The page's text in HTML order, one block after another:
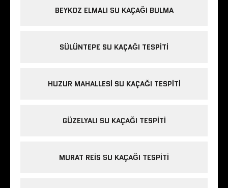
BEYKOZ ELMALI SU KAÇAĞI BULMA
SÜLÜNTEPE SU KAÇAĞI TESPITI
HUZUR MAHALLESI SU KAÇAĞI TESPITI
GÜZELYALI SU KAÇAĞI TESPITI
MURAT REIS SU KAÇAĞI TESPITI